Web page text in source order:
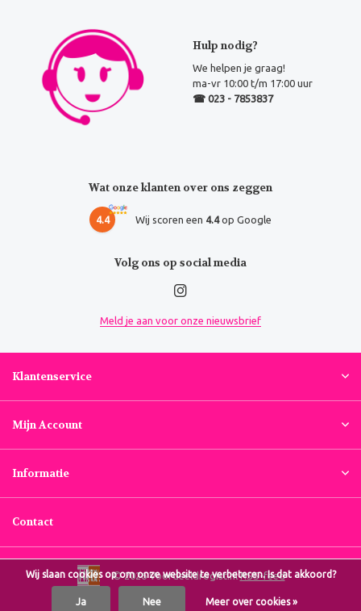
Hulp nodig?
We helpen je graag!
ma-vr 10:00 t/m 17:00 uur
☎ 023 - 7853837
Wat onze klanten over ons zeggen
4.4 Wij scoren een 4.4op Google
Volg ons op social media
Meld je aan voor onze nieuwsbrief
Klantenservice
Mijn Account
Informatie
Contact
© 2026 Voordeeldrogist.nlRSS-feed
Wij slaan cookies op om onze website te verbeteren. Is dat akkoord?
Ja Nee Meer over cookies »